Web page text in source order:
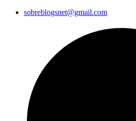
sobreblogsnet@gmail.com